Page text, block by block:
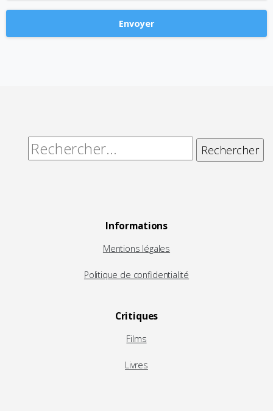
Rechercher :
Informations
Mentions légales
Politique de confidentialité
Critiques
Films
Livres